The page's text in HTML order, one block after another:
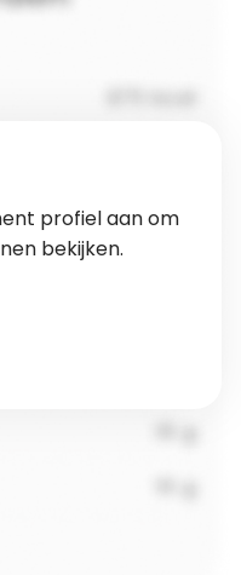
profiel aan om
bekijken.